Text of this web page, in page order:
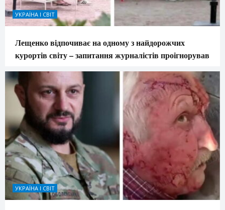
УКРАЇНА І СВІТ
Лещенко відпочиває на одному з найдорожчих
курортів світу – запитання журналістів проігнорував
УКРАЇНА І СВІТ